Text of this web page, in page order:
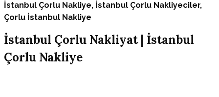
İstanbul Çorlu Nakliye, İstanbul Çorlu Nakliyeciler,
Çorlu İstanbul Nakliye
İstanbul Çorlu Nakliyat | İstanbul
Çorlu Nakliye